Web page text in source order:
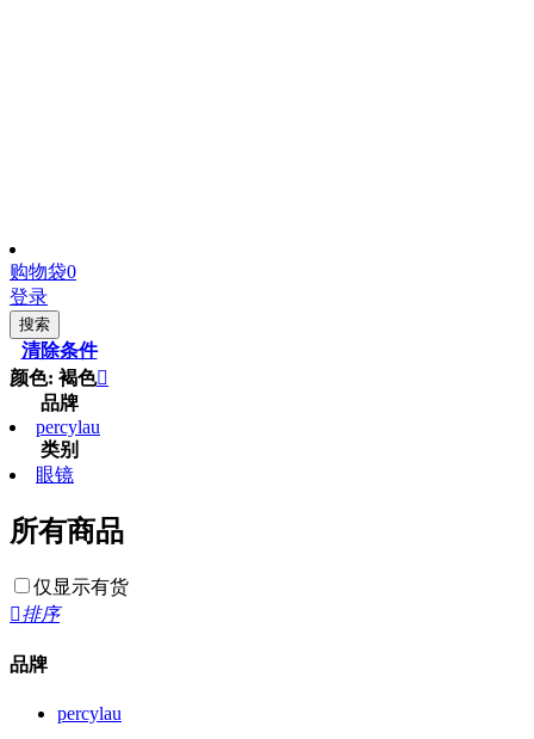
购物袋0
登录
搜索
清除条件
颜色: 褐色
品牌
percylau
类别
眼镜
所有商品
仅显示有货
排序
品牌
percylau